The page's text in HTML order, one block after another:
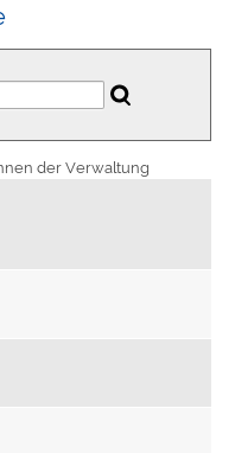
der Verwaltung